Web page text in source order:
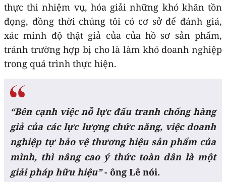
thực thi nhiệm vụ, hóa giải những khó khăn tồn
đọng, đồng thời chúng tôi có cơ sở để đánh giá,
xác minh độ thật giả của của hồ sơ sản phẩm,
tránh trường hợp bị cho là làm khó doanh nghiệp
trong quá trình thực hiện.
“Bên cạnh việc nỗ lực đấu tranh chống hàng
giả của các lực lượng chức năng, việc doanh
nghiệp tự bảo vệ thương hiệu sản phẩm của
mình, thì nâng cao ý thức toàn dân là một
giải pháp hữu hiệu”- ông Lê nói.